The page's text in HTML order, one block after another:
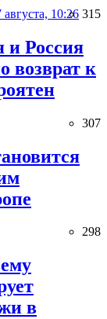
августа, 10:26 315
и Россия
возврат к
307
298
в